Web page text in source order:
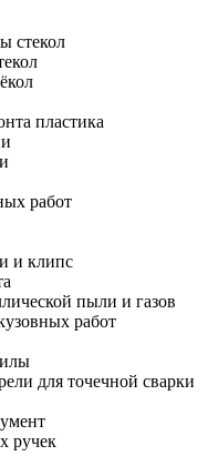
стекол
пластика
работ
и клипс
пыли и газов
работ
для точечной сварки
ручек